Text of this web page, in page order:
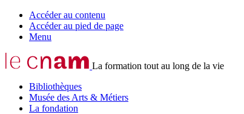
Accéder au contenu
Accéder au pied de page
Menu
La formation tout au long de la vie
Bibliothèques
Musée des Arts & Métiers
La fondation